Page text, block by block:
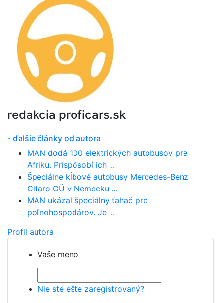
redakcia proficars.sk
- ďalšie články od autora
MAN dodá 100 elektrických autobusov pre
Afriku. Prispôsobí ich ...
Špeciálne kĺbové autobusy Mercedes-Benz
Citaro GÜ v Nemecku ...
MAN ukázal špeciálny ťahač pre
poľnohospodárov. Je ...
Profil autora
Vaše meno
Nie ste ešte zaregistrovaný?